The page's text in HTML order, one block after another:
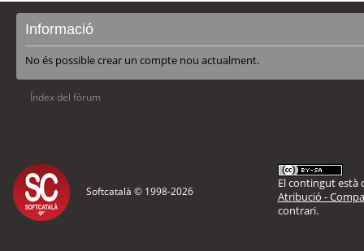
Informació
No és possible crear un compte nou actualment.
Índex del fòrum
Softcatalà © 1998-2026
El contingut està
Atribució -
contrari.